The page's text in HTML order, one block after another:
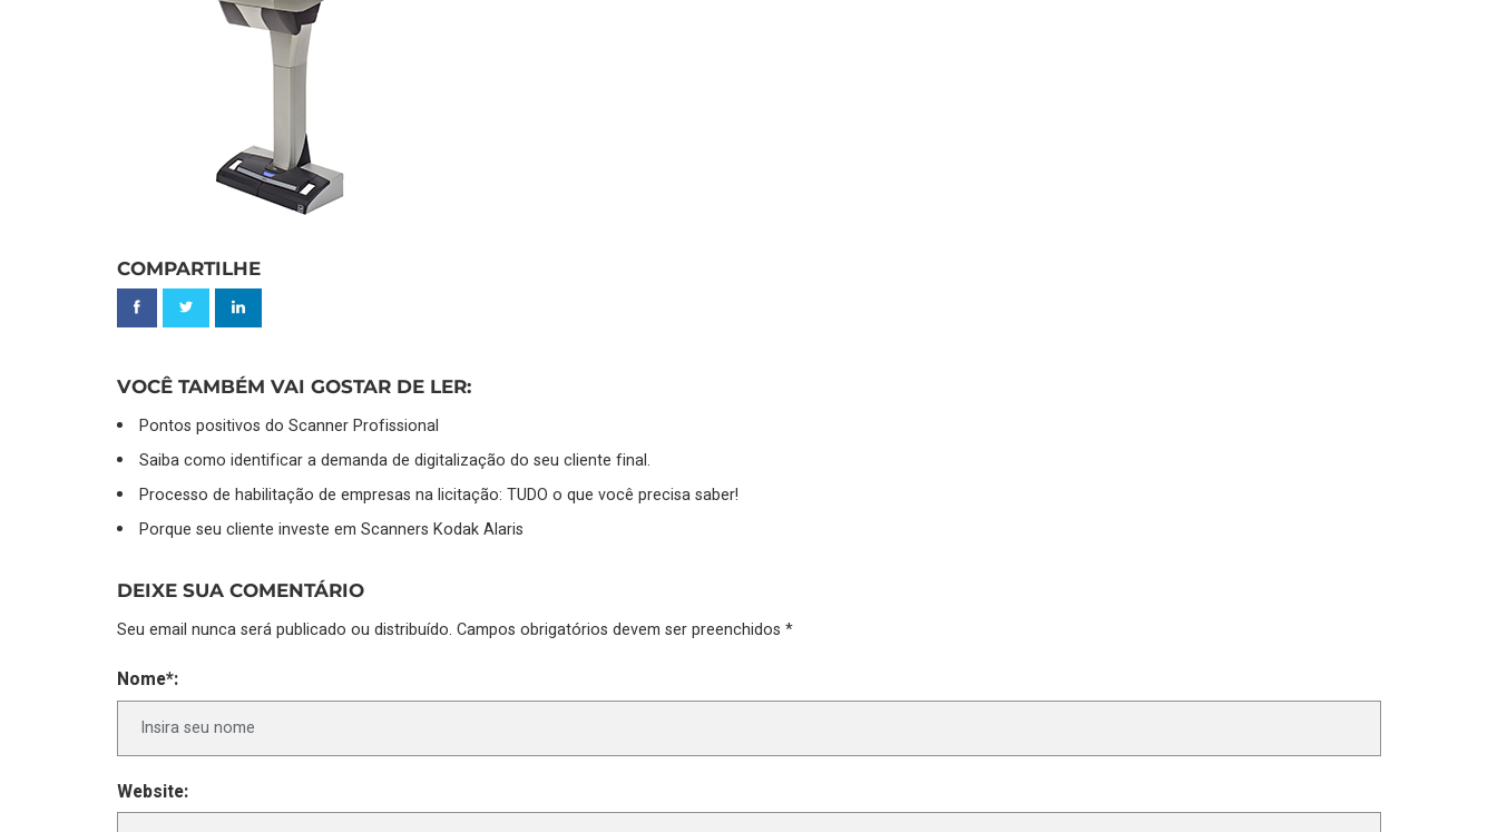
COMPARTILHE
VOCÊ TAMBÉM VAI GOSTAR DE LER:
Pontos positivos do Scanner Profissional
Saiba como identificar a demanda de digitalização do seu cliente final.
Processo de habilitação de empresas na licitação: TUDO o que você precisa saber!
Porque seu cliente investe em Scanners Kodak Alaris
DEIXE SUA COMENTÁRIO
Seu email nunca será publicado ou distribuído. Campos obrigatórios devem ser preenchidos *
Nome*:
Website: